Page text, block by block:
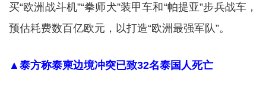
买“欧洲战斗机”“拳师犬”装甲车和“帕提亚”步兵战车，
预估耗费数百亿欧元，以打造“欧洲最强军队”。
▲泰方称泰柬边境冲突已致32名泰国人死亡